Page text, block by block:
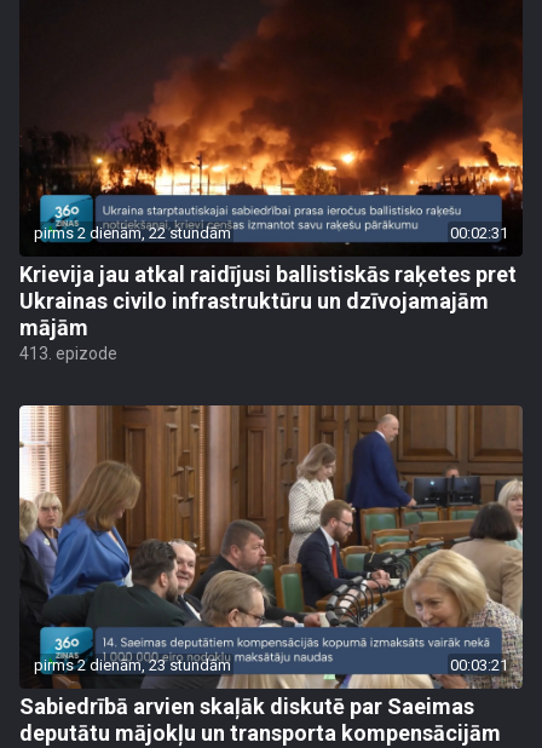
pirms 2 dienām, 22 stundām 00:02:31
Krievija jau atkal raidījusi ballistiskās raķetes pret
Ukrainas civilo infrastruktūru un dzīvojamajām
mājām
413. epizode
pirms 2 dienām, 23 stundām 00:03:21
Sabiedrībā arvien skaļāk diskutē par Saeimas
deputātu mājokļu un transporta kompensācijām